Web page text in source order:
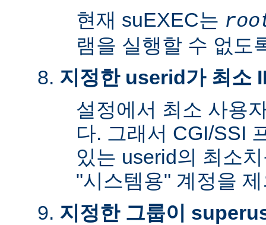
현재 suEXEC는
램을 실행할 수 없도
지정한 userid가 최소
설정에서 최소 사용
다. 그래서 CGI/SSI
있는 userid의 최소
"시스템용" 계정을
지정한 그룹이